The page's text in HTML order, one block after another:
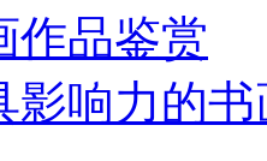
作品鉴赏
影响力的